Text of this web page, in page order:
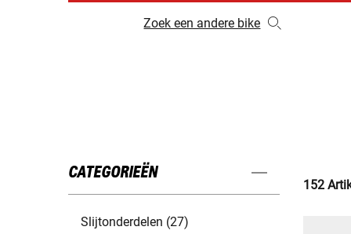
Zoek een andere bike
CATEGORIEËN
Slijtonderdelen (27)
152